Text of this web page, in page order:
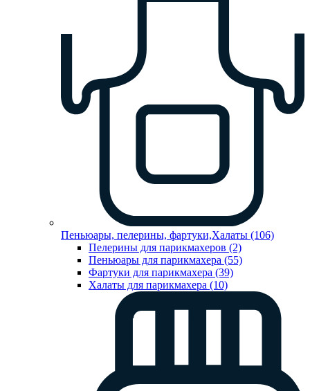
Пеньюары, пелерины, фартуки,Халаты (106)
Пелерины для парикмахеров (2)
Пеньюары для парикмахера (55)
Фартуки для парикмахера (39)
Халаты для парикмахера (10)